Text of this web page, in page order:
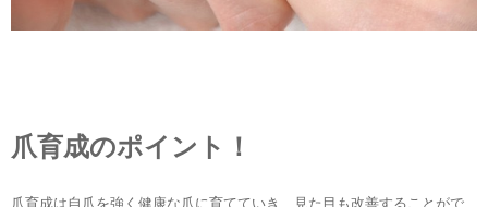
爪育成のポイント！
爪育成は自爪を強く健康な爪に育てていき、見た目も改善することがで